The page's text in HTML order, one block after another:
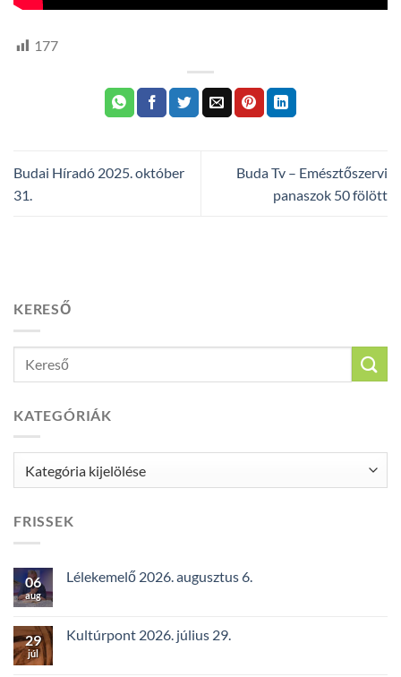
177
Budai Híradó 2025. október
31.
Buda Tv – Emésztőszervi
panaszok 50 fölött
KERESŐ
KATEGÓRIÁK
FRISSEK
06
aug
Lélekemelő 2026. augusztus 6.
29
júl
Kultúrpont 2026. július 29.